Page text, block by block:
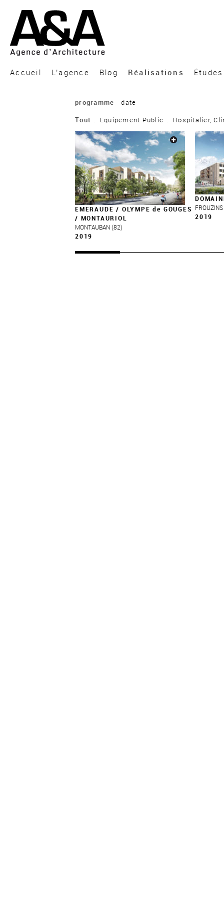
Accueil L’agence Blog Réalisations Études
programme date
Tout . Equipement Public . Hospitalier,
EMERAUDE / OLYMPE de GOUGES
/ MONTAURIOL
MONTAUBAN (82)
2019
2019